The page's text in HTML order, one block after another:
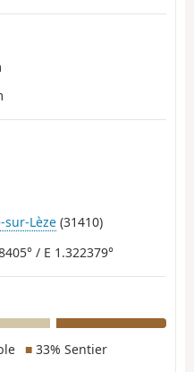
sur-Lèze (31410)
/ E 1.322379°
■33% Sentier